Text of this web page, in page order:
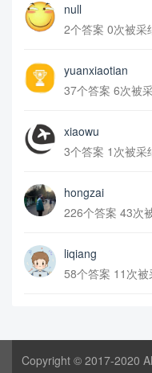
null
2个答案 0次被采
yuanxiaotian
37个答案 6次被
xiaowu
3个答案 1次被采
hongzai
226个答案 43次
liqiang
58个答案 11次被
Copyright © 2017-2020